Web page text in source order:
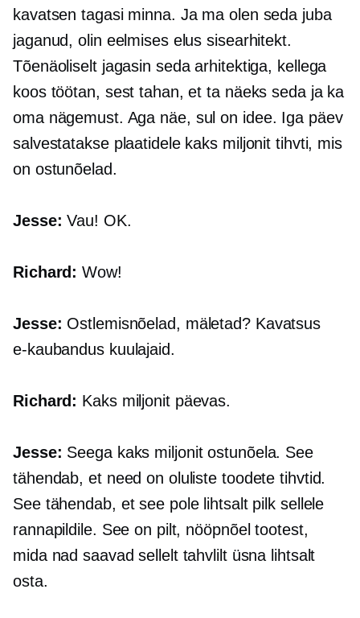
kavatsen tagasi minna. Ja ma olen seda juba
jaganud, olin eelmises elus sisearhitekt.
Tõenäoliselt jagasin seda arhitektiga, kellega
koos töötan, sest tahan, et ta näeks seda ja ka
oma nägemust. Aga näe, sul on idee. Iga päev
salvestatakse plaatidele kaks miljonit tihvti, mis
on ostunõelad.
Jesse: Vau! OK.
Richard: Wow!
Jesse: Ostlemisnõelad, mäletad? Kavatsus
e-kaubanduskuulajaid.
Richard: Kaks miljonit päevas.
Jesse: Seega kaks miljonit ostunõela. See
tähendab, et need on oluliste toodete tihvtid.
See tähendab, et see pole lihtsalt pilk sellele
rannapildile. See on pilt, nööpnõel tootest,
mida nad saavad sellelt tahvlilt üsna lihtsalt
osta.